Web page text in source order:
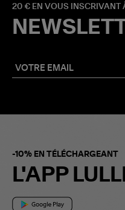
20 € EN VOUS INSCRIVANT
-10% EN TÉLÉCHARGEANT
L'APP LULLI